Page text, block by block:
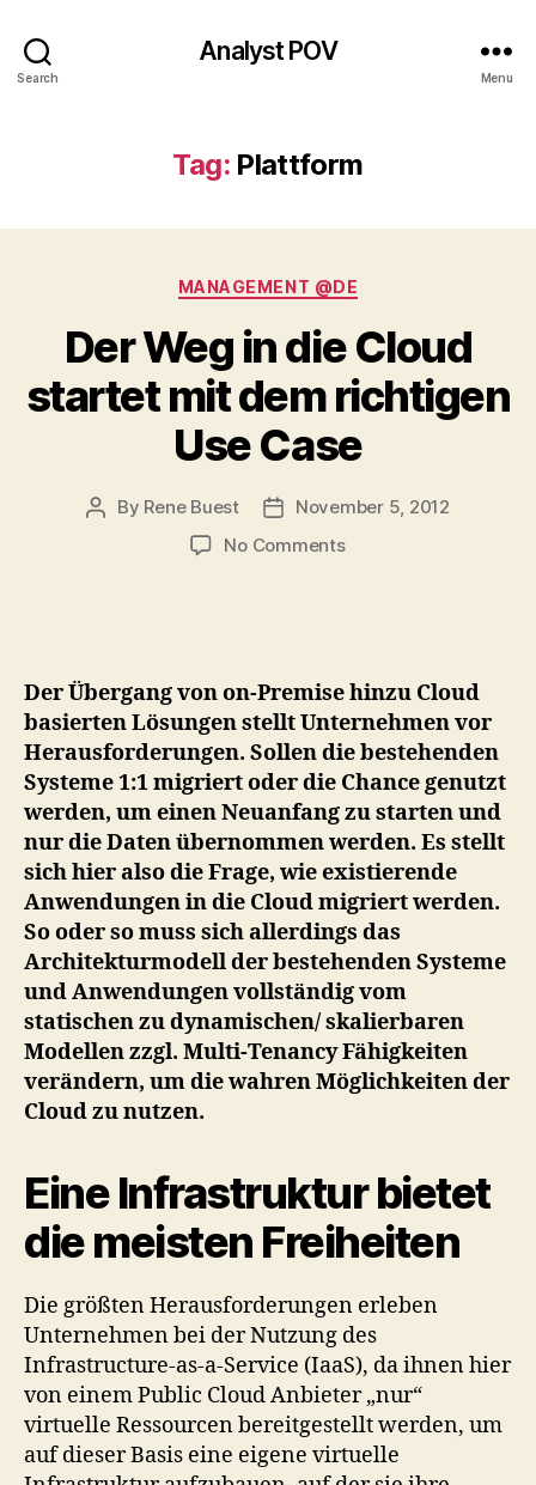
Search
Analyst POV
Menu
Tag: Plattform
Categories
MANAGEMENT @DE
Der Weg in die Cloud
startet mit dem richtigen
Use Case
Post
By Rene Buest
PostNovember 5, 2012
No Commentson
startet
mit
dem
richtigen
Use
Case
Der Übergang von on-Premise hinzu Cloud
basierten Lösungen stellt Unternehmen vor
Herausforderungen. Sollen die bestehenden
Systeme 1:1 migriert oder die Chance genutzt
werden, um einen Neuanfang zu starten und
nur die Daten übernommen werden. Es stellt
sich hier also die Frage, wie existierende
Anwendungen in die Cloud migriert werden.
So oder so muss sich allerdings das
Architekturmodell der bestehenden Systeme
und Anwendungen vollständig vom
statischen zu dynamischen/ skalierbaren
Modellen zzgl. Multi-Tenancy Fähigkeiten
verändern, um die wahren Möglichkeiten der
Cloud zu nutzen.
Eine Infrastruktur bietet
die meisten Freiheiten
Die größten Herausforderungen erleben
Unternehmen bei der Nutzung des
Infrastructure-as-a-Service (IaaS), da ihnen hier
von einem Public Cloud Anbieter „nur“
virtuelle Ressourcen bereitgestellt werden, um
auf dieser Basis eine eigene virtuelle